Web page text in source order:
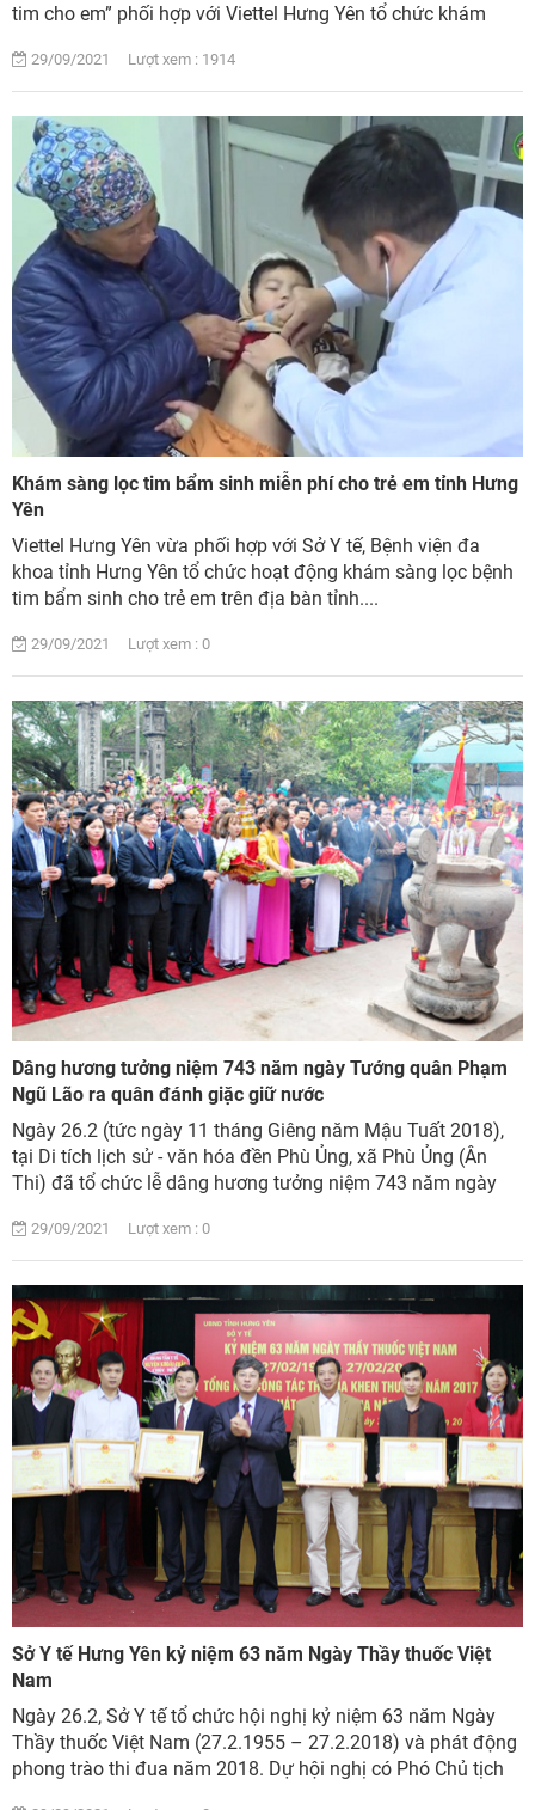
tim cho em” phối hợp với Viettel Hưng Yên tổ chức khám
29/09/2021 Lượt xem : 1914
Khám sàng lọc tim bẩm sinh miễn phí cho trẻ em tỉnh Hưng
Yên
Viettel Hưng Yên vừa phối hợp với Sở Y tế, Bệnh viện đa
khoa tỉnh Hưng Yên tổ chức hoạt động khám sàng lọc bệnh
tim bẩm sinh cho trẻ em trên địa bàn tỉnh....
29/09/2021 Lượt xem : 0
Dâng hương tưởng niệm 743 năm ngày Tướng quân Phạm
Ngũ Lão ra quân đánh giặc giữ nước
Ngày 26.2 (tức ngày 11 tháng Giêng năm Mậu Tuất 2018),
tại Di tích lịch sử - văn hóa đền Phù Ủng, xã Phù Ủng (Ân
Thi) đã tổ chức lễ dâng hương tưởng niệm 743 năm ngày
29/09/2021 Lượt xem : 0
Sở Y tế Hưng Yên kỷ niệm 63 năm Ngày Thầy thuốc Việt
Nam
Ngày 26.2, Sở Y tế tổ chức hội nghị kỷ niệm 63 năm Ngày
Thầy thuốc Việt Nam (27.2.1955 – 27.2.2018) và phát động
phong trào thi đua năm 2018. Dự hội nghị có Phó Chủ tịch